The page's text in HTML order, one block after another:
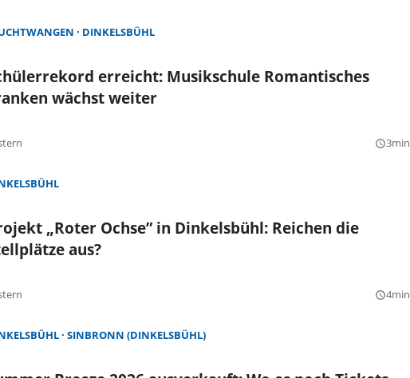
DINKELSBÜHL
erreicht: Musikschule Romantisches
wächst weiter
query_builder3min
„Roter Ochse” in Dinkelsbühl: Reichen die
aus?
query_builder4min
SINBRONN (DINKELSBÜHL)